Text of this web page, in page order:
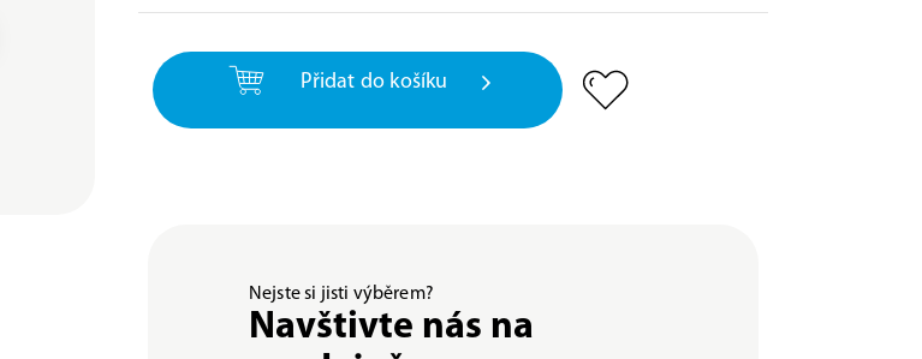
Přidat do košíku
Nejste si jisti výběrem?
Navštivte nás na